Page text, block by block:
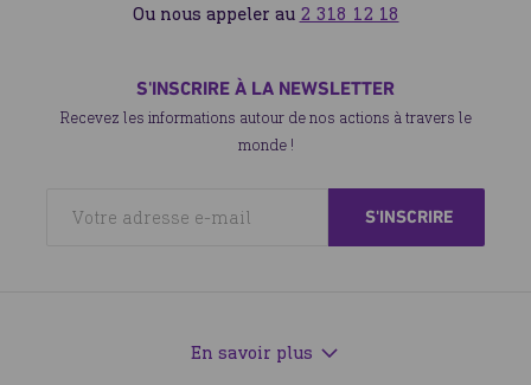
Ou nous appeler au 2 318 12 18
S'INSCRIRE À LA NEWSLETTER
Recevez les informations autour de nos actions à travers le
monde !
En savoir plus